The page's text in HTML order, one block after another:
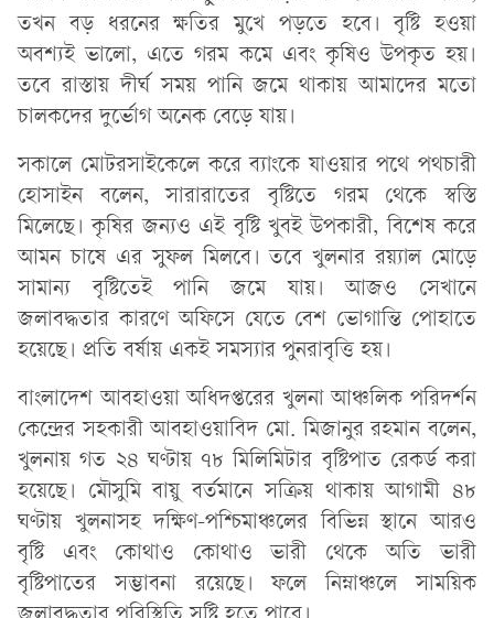
তখন বড় ধরনের ক্ষতির মুখে পড়তে হবে। বৃষ্টি হওয়া
অবশ্যই ভালো, এতে গরম কমে এবং কৃষিও উপকৃত হয়।
তবে রাস্তায় দীর্ঘ সময় পানি জমে থাকায় আমাদের মতো
চালকদের দুর্ভোগ অনেক বেড়ে যায়।
সকালে মোটরসাইকেলে করে ব্যাংকে যাওয়ার পথে পথচারী
হোসাইন বলেন, সারারাতের বৃষ্টিতে গরম থেকে স্বস্তি
মিলেছে। কৃষির জন্যও এই বৃষ্টি খুবই উপকারী, বিশেষ করে
আমন চাষে এর সুফল মিলবে। তবে খুলনার রয়্যাল মোড়ে
সামান্য বৃষ্টিতেই পানি জমে যায়। আজও সেখানে
জলাবদ্ধতার কারণে অফিসে যেতে বেশ ভোগান্তি পোহাতে
হয়েছে। প্রতি বর্ষায় একই সমস্যার পুনরাবৃত্তি হয়।
বাংলাদেশ আবহাওয়া অধিদপ্তরের খুলনা আঞ্চলিক পরিদর্শন
কেন্দ্রের সহকারী আবহাওয়াবিদ মো. মিজানুর রহমান বলেন,
খুলনায় গত ২৪ ঘণ্টায় ৭৮ মিলিমিটার বৃষ্টিপাত রেকর্ড করা
হয়েছে। মৌসুমি বায়ু বর্তমানে সক্রিয় থাকায় আগামী ৪৮
ঘণ্টায় খুলনাসহ দক্ষিণ-পশ্চিমাঞ্চলের বিভিন্ন স্থানে আরও
বৃষ্টি এবং কোথাও কোথাও ভারী থেকে অতি ভারী
বৃষ্টিপাতের সম্ভাবনা রয়েছে। ফলে নিম্নাঞ্চলে সাময়িক